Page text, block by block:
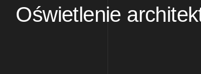
Oświetlenie